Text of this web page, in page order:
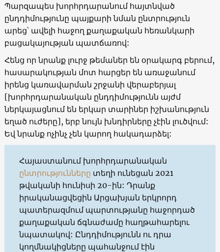
Պարզապես խորհրդարանում հայտնված
ընդդիմությունը պայքարի նման ընտրություն
արեց՝ ավելի հաջող քաղաքական հեռանկարի
բացակայության պատճառով:
Հենց որ նրանք լուրջ թեմաներ են օրակարգ բերում,
հասարակության մոտ հարցեր են առաջանում
իրենց կառավարման շրջանի վերաբերյալ
[խորհրդարանական ընդդիմությունն այժմ
ներկայացնում են երկար տարիներ իշխանություն
եղած ուժերը], երբ նույն խնդիրները չէին լուծվում:
Եվ նրանք ոչինչ չեն կարող հակադարձել:
Հայաստանում խորհրդարանական
ընտրությունները տեղի ունեցան 2021
թվականի հունիսի 20-ին: Դրանք
իրականացվեցին Արցախյան երկրորդ
պատերազմում պարտությանը հաջորդած
քաղաքական ճգնաժամը հաղթահարելու
նպատակով: Ընդդիմությունն ու դրա
կողմնակիցները պահանջում էին